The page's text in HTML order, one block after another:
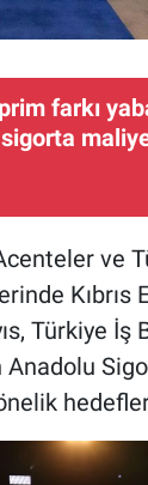
farkı
ve
Kıbrıs
Türkiye İş